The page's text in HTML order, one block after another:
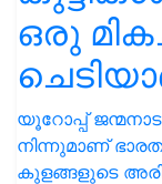
ഒരു
യൂറോപ്പ്
നിന്നുമാണ്
കുളങ്ങളുടെ